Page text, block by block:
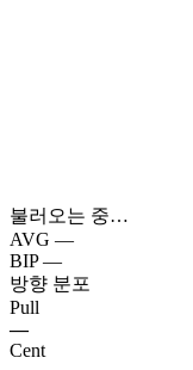
불러오는 중…
AVG —
BIP —
방향 분포
Pull
—
Cent